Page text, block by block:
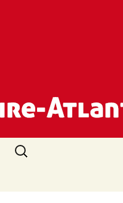
Rechercher :